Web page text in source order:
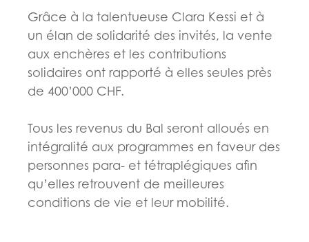
Grâce à la talentueuse Clara Kessi et à
un élan de solidarité des invités, la vente
aux enchères et les contributions
solidaires ont rapporté à elles seules près
de 400’000 CHF.
Tous les revenus du Bal seront alloués en
intégralité aux programmes en faveur des
personnes para- et tétraplégiques afin
qu’elles retrouvent de meilleures
conditions de vie et leur mobilité.